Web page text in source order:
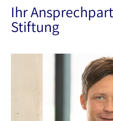
Ihr
Stiftung